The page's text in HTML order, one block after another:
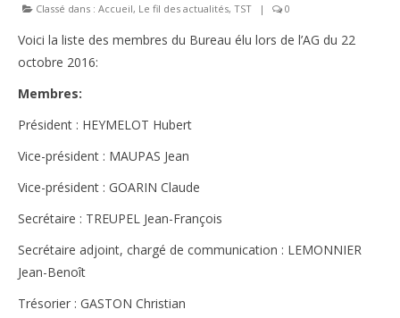
Classé dans : Accueil, Le fil des actualités, TST | 0
Voici la liste des membres du Bureau élu lors de l’AG du 22
octobre 2016:
Membres:
Président : HEYMELOT Hubert
Vice-président : MAUPAS Jean
Vice-président : GOARIN Claude
Secrétaire : TREUPEL Jean-François
Secrétaire adjoint, chargé de communication : LEMONNIER
Jean-Benoît
Trésorier : GASTON Christian